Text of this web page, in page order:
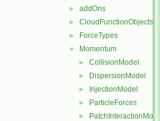
► addOns
► CloudFunctionObjects
► ForceTypes
▼ Momentum
► CollisionModel
► DispersionModel
► InjectionModel
► ParticleForces
► PatchInteractionModel